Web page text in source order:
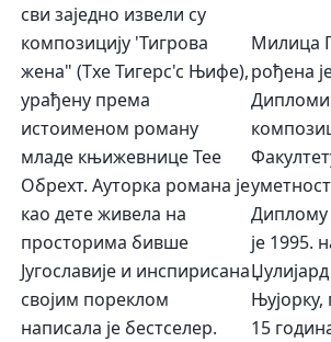
Милица
рођена
Диплому
је 1995.
15
сви заједно извели су
композицију 'Тигрова
жена" (Тхе Тигерс'с Њифе),
урађену према
истоименом роману
младе књижевнице Тее
Обрехт. Ауторка романа је
као дете живела на
просторима бивше
Југославије и инспирисана
својим пореклом
написала је бестселер.